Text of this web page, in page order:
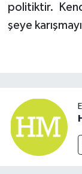
politiktir.
şeye